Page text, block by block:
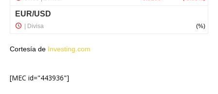
Cortesía de Investing.com
[MEC id="443936"]